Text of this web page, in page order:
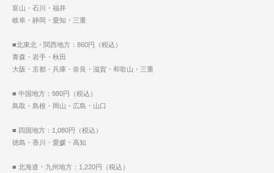
富山・石川・福井
岐阜・静岡・愛知・三重
■北東北・関西地方：860円（税込）
青森・岩手・秋田
大阪・京都・兵庫・奈良・滋賀・和歌山・三重
■ 中国地方：980円（税込）
鳥取・島根・岡山・広島・山口
■ 四国地方：1,080円（税込）
徳島・香川・愛媛・高知
■ 北海道・九州地方：1,220円（税込）